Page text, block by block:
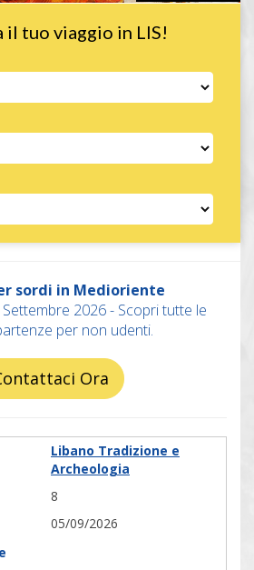
il tuo viaggio in LIS!
sordi in Medioriente
2026 - Scopri tutte le
per non udenti.
Ora
Libano Tradizione e
Archeologia
8
05/09/2026